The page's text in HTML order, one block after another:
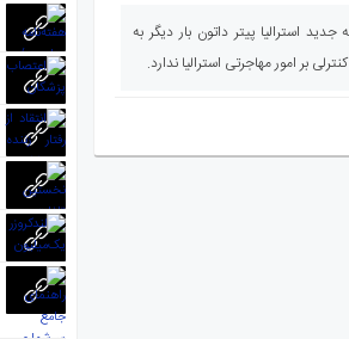
استرالیا پیتر داتون بار دیگر به
بر امور مهاجرتی استرالیا ندارد.